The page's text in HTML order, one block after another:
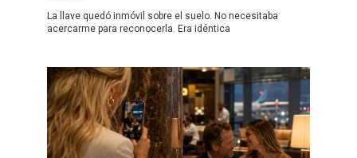
La llave quedó inmóvil sobre el suelo. No necesitaba
acercarme para reconocerla. Era idéntica